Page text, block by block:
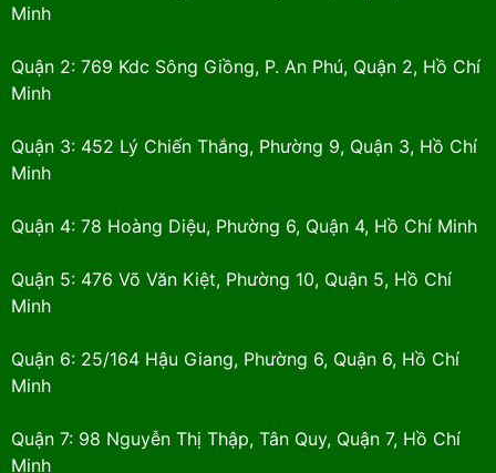
Minh
Quận 2: 769 Kdc Sông Giồng, P. An Phú, Quận 2, Hồ Chí
Minh
Quận 3: 452 Lý Chiến Thắng, Phường 9, Quận 3, Hồ Chí
Minh
Quận 4: 78 Hoàng Diệu, Phường 6, Quận 4, Hồ Chí Minh
Quận 5: 476 Võ Văn Kiệt, Phường 10, Quận 5, Hồ Chí
Minh
Quận 6: 25/164 Hậu Giang, Phường 6, Quận 6, Hồ Chí
Minh
Quận 7: 98 Nguyễn Thị Thập, Tân Quy, Quận 7, Hồ Chí
Minh